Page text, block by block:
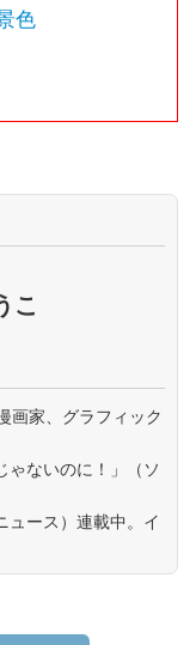
色
こ
画家、グラフィック
ゃないのに！」（ソ
ュース）連載中。イ